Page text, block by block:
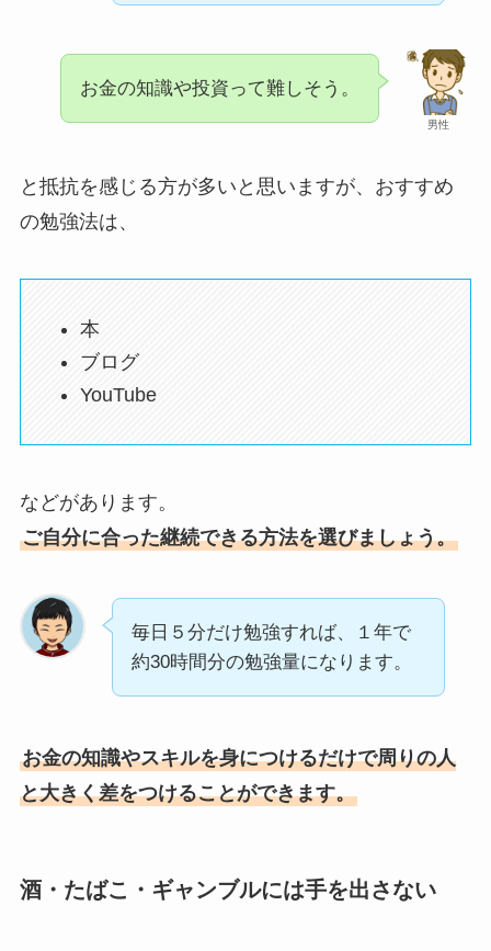
男性
お金の知識や投資って難しそう。
と抵抗を感じる方が多いと思いますが、おすすめ
の勉強法は、
本
ブログ
YouTube
などがあります。
ご自分に合った継続できる方法を選びましょう。
毎日５分だけ勉強すれば、１年で
約30時間分の勉強量になります。
お金の知識やスキルを身につけるだけで周りの人
と大きく差をつけることができます。
酒・たばこ・ギャンブルには手を出さない